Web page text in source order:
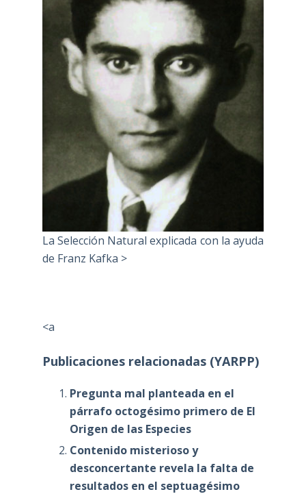
La Selección Natural explicada con la ayuda
de Franz Kafka >
<a
Publicaciones relacionadas (YARPP)
Pregunta mal planteada en el
párrafo octogésimo primero de El
Origen de las Especies
Contenido misterioso y
desconcertante revela la falta de
resultados en el septuagésimo